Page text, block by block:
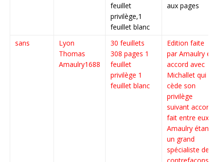
feuillet
privilège,1
feuillet blanc
aux pages
sans
Lyon
Thomas
Amaulry1688
30 feuillets
308 pages 1
feuillet
privilège 1
feuillet blanc
Edition faite
par Amaulry en
accord avec
Michallet qui lui
cède son
privilège
suivant accord
fait entre eux »
Amaulry étant
un grand
spécialiste des
contrefaçons,